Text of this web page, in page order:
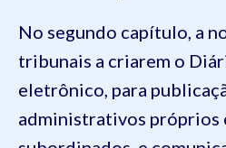
No segundo capítulo, a
tribunais a criarem o
eletrônico, para
administrativos próprios